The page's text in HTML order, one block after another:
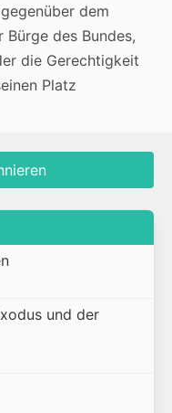
dem
des Bundes,
die Gerechtigkeit
Platz
und der